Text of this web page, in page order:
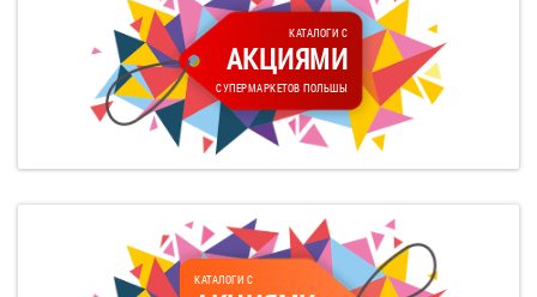
КАТАЛОГИ С
АКЦИЯМИ
СУПЕРМАРКЕТОВ ПОЛЬШЫ
КАТАЛОГИ С